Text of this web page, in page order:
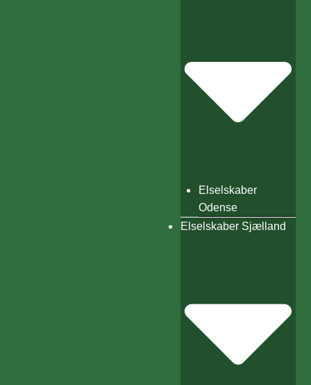
Elselskaber
Odense
Elselskaber Sjælland